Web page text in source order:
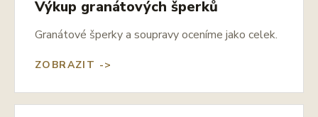
Výkup granátových šperků
Granátové šperky a soupravy oceníme jako celek.
ZOBRAZIT ->